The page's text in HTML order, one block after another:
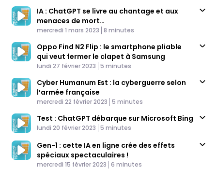
IA : ChatGPT se livre au chantage et aux
menaces de mort…
Published At
mercredi 1 mars 2023 Time
8 minutes
Oppo Find N2 Flip : le smartphone pliable
qui veut fermer le clapet à Samsung
Published At
lundi 27 février 2023 Time
5 minutes
Cyber Humanum Est : la cyberguerre selon
l’armée française
Published At
mercredi 22 février 2023 Time
5 minutes
Test : ChatGPT débarque sur Microsoft Bing
Published At
lundi 20 février 2023 Time
5 minutes
Gen-1 : cette IA en ligne crée des effets
spéciaux spectaculaires !
Published At
mercredi 15 février 2023 Time
6 minutes